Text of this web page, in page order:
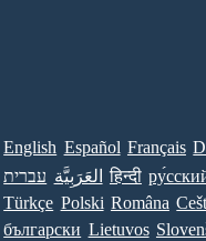
English Español Français
עברית العَرَبِيَّة हिन्दी
Türkçe Polski Româna
български Lietuvos